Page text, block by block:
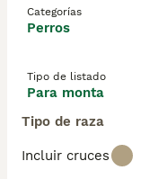
Categorías
Perros
Tipo de listado
Para monta
Tipo de raza
Incluir cruces